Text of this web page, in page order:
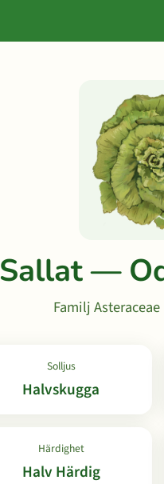
Sallat —
Familj
Solljus
Halvskugga
Härdighet
Halv Härdig